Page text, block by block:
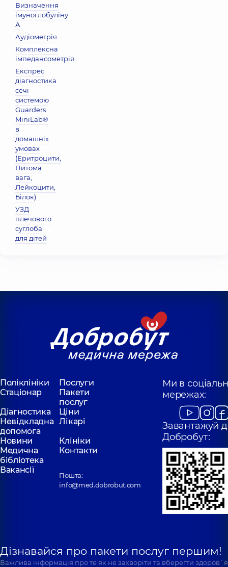
Визначення
імуноглобуліну
А
Аудіометрія
Комплексна
імпедансометрія
Експрес
діагностика
сечі
системою
Guarders
MiniLab®
в
домашніх
умовах
(Еритроцити,
Питома
вага,
Лейкоцити,
Бiлок)
УЗД
плечового
суглоба
для дітей
Поліклініки
Послуги
Стаціонар
Пакети
послуг
Діагностика
Ціни
Невідкладна
допомога
Лікарі
Новини
Клініки
Медична
бібліотека
Контакти
Вакансії
Пошта:
info@med.dobrobut.com
Ми в
мережах:
Завантажуй
Добробут:
Дізнавайся про пакети послуг першим!
Важлива інформація про те як не захворіти та вберегти